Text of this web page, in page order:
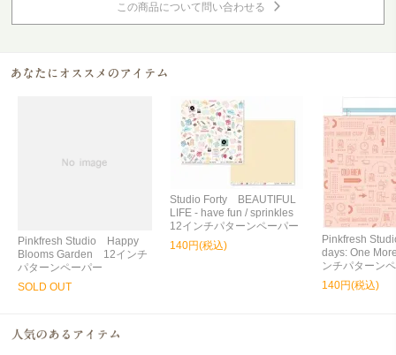
この商品について問い合わせる
Pinkfresh Studio Happy
Blooms Garden 12インチ
パターンペーパー
SOLD OUT
Studio Forty BEAUTIFUL
LIFE - have fun / sprinkles
12インチパターンペーパー
140円(税込)
Pinkfresh
days: One
ンチパターン
140円(税込)